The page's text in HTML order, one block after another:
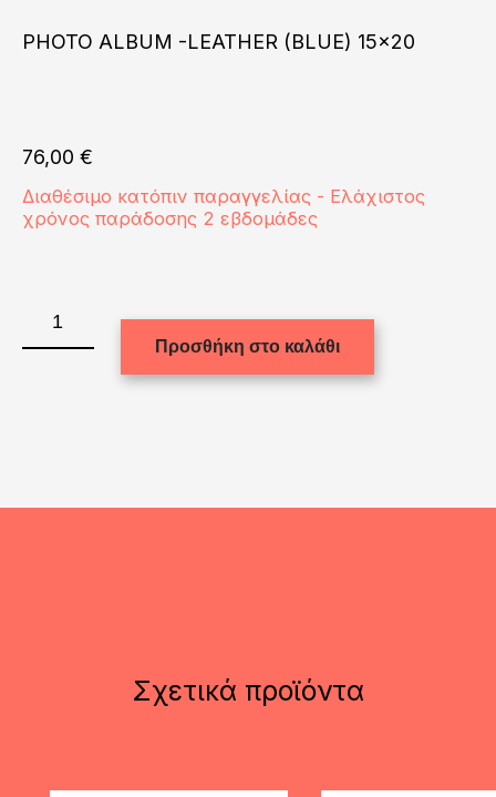
PHOTO ALBUM -LEATHER (BLUE) 15x20
76,00 €
Διαθέσιμο κατόπιν παραγγελίας - Ελάχιστος
χρόνος παράδοσης 2 εβδομάδες
ALBUM
-
Προσθήκη στο καλάθι
Σχετικά προϊόντα